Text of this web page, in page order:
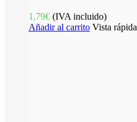
1,79€ (IVA incluido)
Añadir al carrito Vista rápida